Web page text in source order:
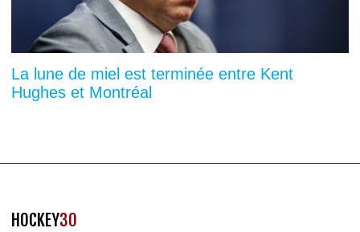
La lune de miel est terminée entre Kent
Hughes et Montréal
HOCKEY30